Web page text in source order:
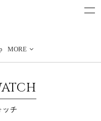
MORE
ッチ
t
a